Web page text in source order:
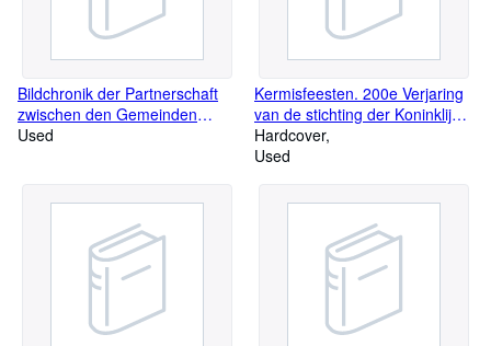
Bildchronik der Partnerschaft
zwischen den Gemeinden
Essen/Belgien und
Used
Kermisfeesten. 200e Verjaring
van de stichting der Koninklijke
Akademie - Stad Antwerpen.
Hardcover
Used